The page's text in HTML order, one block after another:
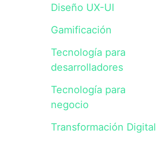
cuyo
responsable
Vanadis
tratados
acuerdo
nuestra
Diseño UX-UI
Gamificación
Tecnología para
desarrolladores
Tecnología para
negocio
Transformación Digital